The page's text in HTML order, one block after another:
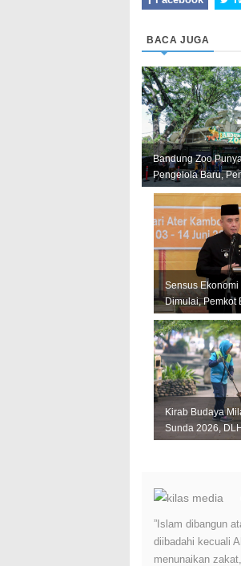
BACA JUGA
Bandung Zoo
Pengelola Baru,
Bandung Siapkan
dan Transisi ...
Sensus Ekonomi
Dimulai, Pemkot
Andalkan Data
Perkuat U...
Kirab Budaya
Sunda 2026,
”Islam dibangun
diibadahi kecuali
menunaikan